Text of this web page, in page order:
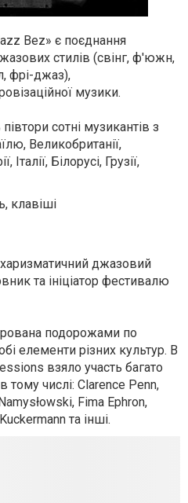
Bez» є поєднання
стилів (свінг, ф'южн,
фрі-джаз),
музики.
сотні музикантів з
Великобританії,
Білорусі, Грузії,
клавіші
джазовий
та ініціатор фестивалю
подорожами по
елементи різних культур. В
взяло участь багато
тому числі: Clarence Penn,
Fima Ephron,
та інші.